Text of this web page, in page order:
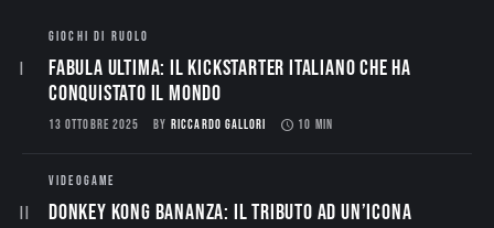
GIOCHI DI RUOLO
Fabula Ultima: il Kickstarter italiano che ha
conquistato il mondo
13 OTTOBRE 2025 BY RICCARDO GALLORI 10 MIN
VIDEOGAME
Donkey Kong Bananza: Il Tributo ad un’Icona